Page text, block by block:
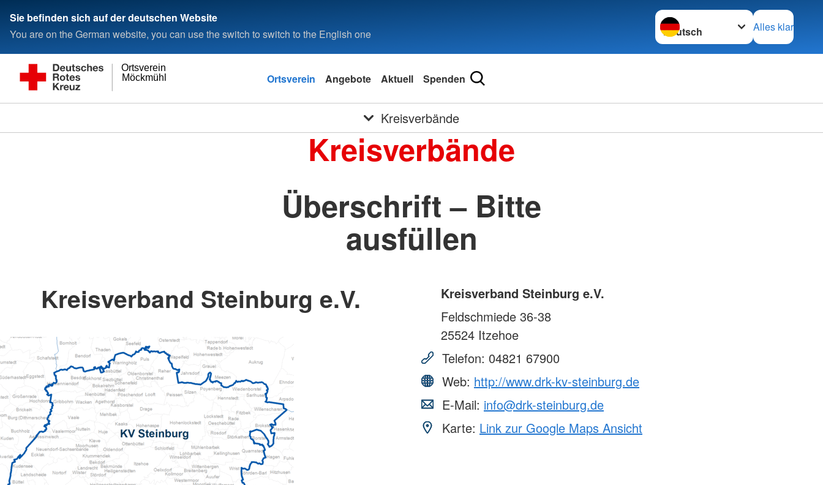
Sie befinden sich auf der deutschen Website
You are on the German website, you can use the switch to switch to the English one
Sprache wechseln zu
Alles klar
Möckmühl
Ortsverein
Ortsverein Angebote Aktuell Spenden
Kreisverbände
Kreisverbände
Überschrift – Bitte
ausfüllen
Kreisverband Steinburg e.V.
Kreisverband Steinburg e.V.
Feldschmiede 36-38
25524 Itzehoe
Telefon: 04821 67900
Web: http://www.drk-kv-steinburg.de
E-Mail: info@drk-steinburg.de
Karte: Link zur Google Maps Ansicht